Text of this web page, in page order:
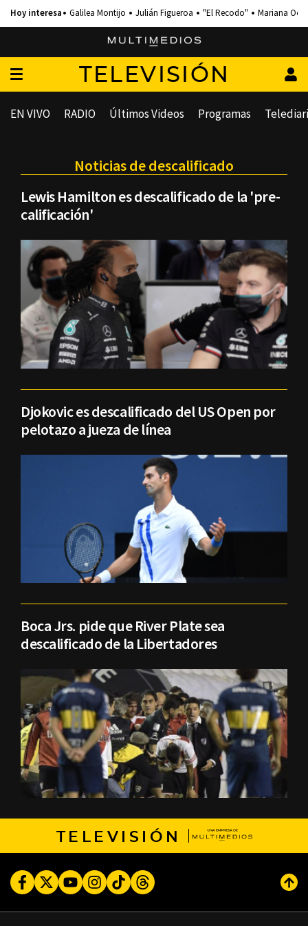
Galilea Montijo Julián Figueroa "El Recodo" Mariana
TELEVISIÓN
EN VIVO RADIO Últimos Videos Programas
Noticias de descalificado
Lewis Hamilton es descalificado de la 'pre-
calificación'
Djokovic es descalificado del US Open por
pelotazo a jueza de línea
Boca Jrs. pide que River Plate sea
descalificado de la Libertadores
TELEVISIÓN
FacebookTwitterYoutubeInstagram
TikTokThreads